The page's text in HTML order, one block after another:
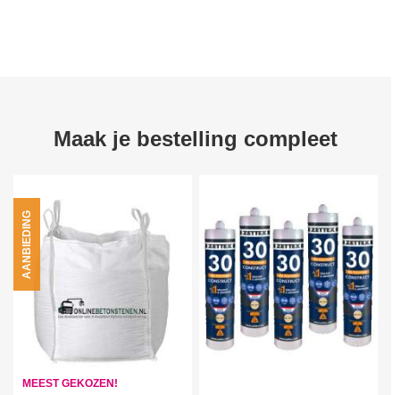
Maak je bestelling compleet
MEEST GEKOZEN!
AANBIEDING